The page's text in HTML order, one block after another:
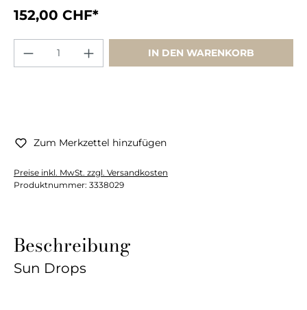
152,00 CHF*
IN DEN WARENKORB
Zum Merkzettel hinzufügen
Preise inkl. MwSt. zzgl. Versandkosten
Produktnummer: 3338029
Beschreibung
Sun Drops